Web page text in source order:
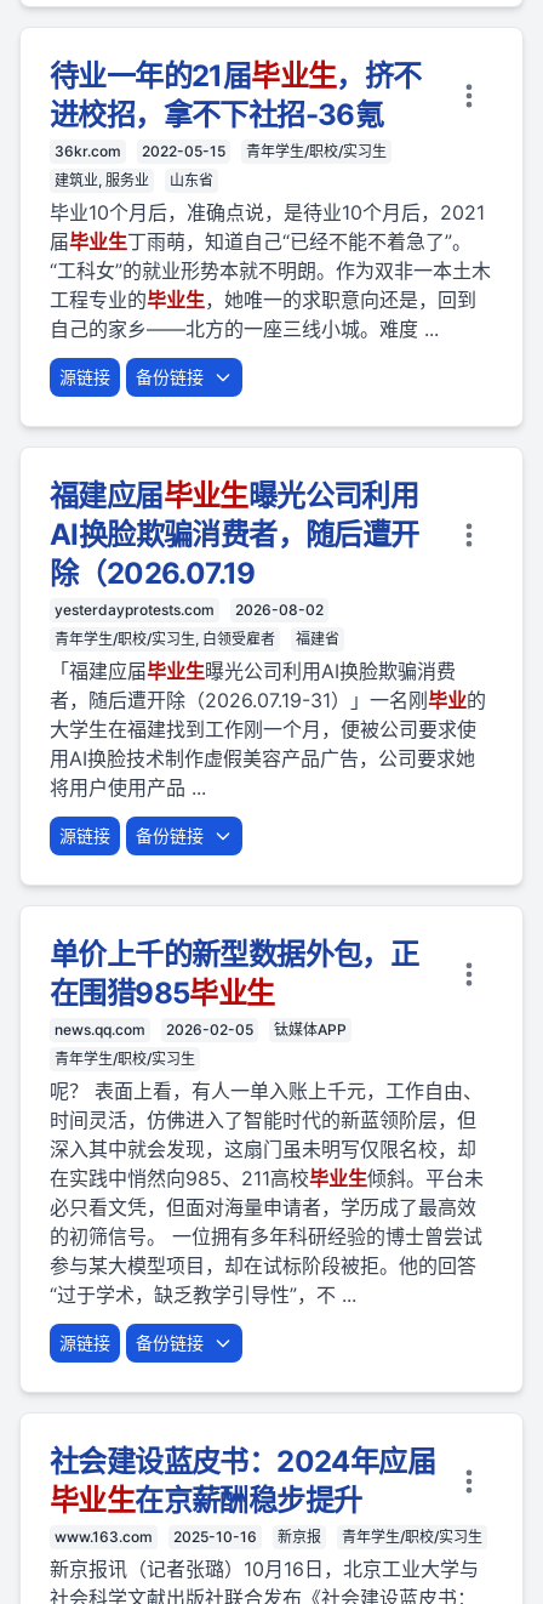
待业一年的21届毕业生，挤不
进校招，拿不下社招-36氪
36kr.com 2022-05-15
青年学生/职校/实习生
建筑业, 服务业
山东省
毕业10个月后，准确点说，是待业10个月后，2021
届毕业生丁雨萌，知道自己“已经不能不着急了”。
“工科女”的就业形势本就不明朗。作为双非一本土木
工程专业的毕业生，她唯一的求职意向还是，回到
自己的家乡——北方的一座三线小城。难度 ...
源链接 备份链接
福建应届毕业生曝光公司利用
AI换脸欺骗消费者，随后遭开
除（2026.07.19
yesterdayprotests.com
2026-08-02
青年学生/职校/实习生, 白领受雇者
福建省
「福建应届毕业生曝光公司利用AI换脸欺骗消费
者，随后遭开除（2026.07.19-31）」一名刚 毕业的
大学生在福建找到工作刚一个月，便被公司要求使
用AI换脸技术制作虚假美容产品广告，公司要求她
将用户使用产品 ...
源链接 备份链接
单价上千的新型数据外包，正
在围猎985毕业生
news.qq.com 2026-02-05
钛媒体APP
青年学生/职校/实习生
呢？ 表面上看，有人一单入账上千元，工作自由、
时间灵活，仿佛进入了智能时代的新蓝领阶层，但
深入其中就会发现，这扇门虽未明写仅限名校，却
在实践中悄然向985、211高校毕业生倾斜。平台未
必只看文凭，但面对海量申请者，学历成了最高效
的初筛信号。 一位拥有多年科研经验的博士曾尝试
参与某大模型项目，却在试标阶段被拒。他的回答
“过于学术，缺乏教学引导性”，不 ...
源链接 备份链接
社会建设蓝皮书：2024年应届
毕业生在京薪酬稳步提升
www.163.com 2025-10-16 新京报 青年学生/职校/实习生
新京报讯（记者张璐）10月16日，北京工业大学与
社会科学文献出版社联合发布《社会建设蓝皮书：